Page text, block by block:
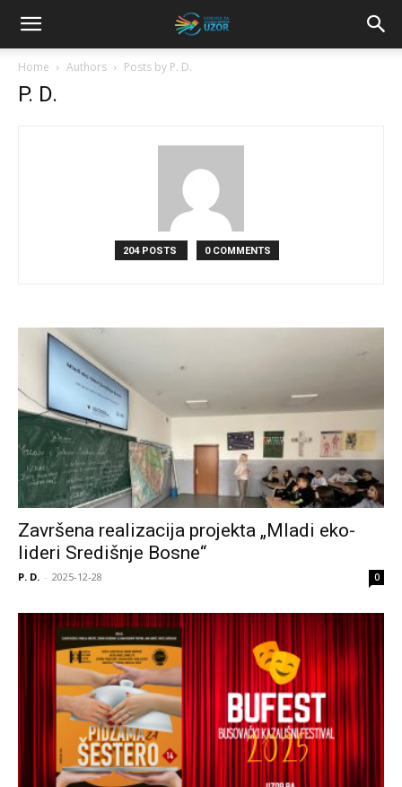
Home Authors Posts by P. D.
P. D.
204 POSTS 0 COMMENTS
Završena realizacija projekta „Mladi eko-
lideri Središnje Bosne“
P. D. - 2025-12-28 0